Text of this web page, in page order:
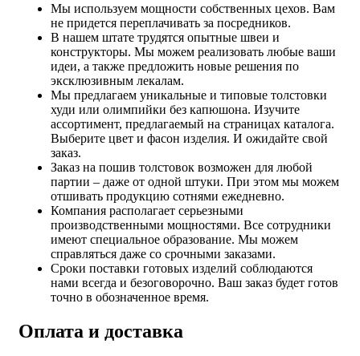
Мы используем мощности собственных цехов. Вам
не придется переплачивать за посредников.
В нашем штате трудятся опытные швеи и
конструкторы. Мы можем реализовать любые ваши
идеи, а также предложить новые решения по
эксклюзивным лекалам.
Мы предлагаем уникальные и типовые толстовки
худи или олимпийки без капюшона. Изучите
ассортимент, предлагаемый на страницах каталога.
Выберите цвет и фасон изделия. И ожидайте свой
заказ.
Заказ на пошив толстовок возможен для любой
партии – даже от одной штуки. При этом мы можем
отшивать продукцию сотнями ежедневно.
Компания располагает серьезными
производственными мощностями. Все сотрудники
имеют специальное образование. Мы можем
справляться даже со срочными заказами.
Сроки поставки готовых изделий соблюдаются
нами всегда и безоговорочно. Ваш заказ будет готов
точно в обозначенное время.
Оплата и доставка